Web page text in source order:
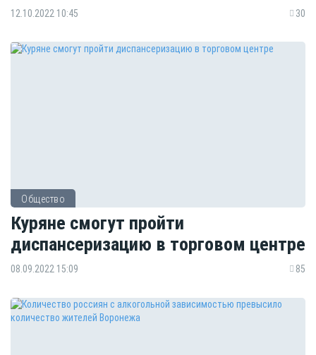
12.10.2022 10:45 30
Общество
Куряне смогут пройти
диспансеризацию в торговом центре
08.09.2022 15:09 85